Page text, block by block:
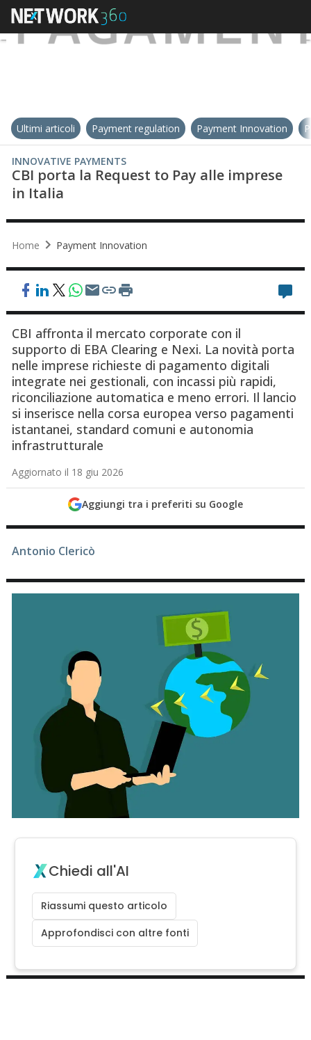
Ultimi articoli Payment regulation Payment Innovation
INNOVATIVE PAYMENTS
CBI porta la Request to Pay alle imprese
in Italia
Home Payment Innovation
CBI affronta il mercato corporate con il
supporto di EBA Clearing e Nexi. La novità porta
nelle imprese richieste di pagamento digitali
integrate nei gestionali, con incassi più rapidi,
riconciliazione automatica e meno errori. Il lancio
si inserisce nella corsa europea verso pagamenti
istantanei, standard comuni e autonomia
infrastrutturale
Aggiornato il 18 giu 2026
Aggiungi tra i preferiti su Google
Antonio Clericò
Chiedi all'AI
Riassumi questo articolo
Approfondisci con altre fonti